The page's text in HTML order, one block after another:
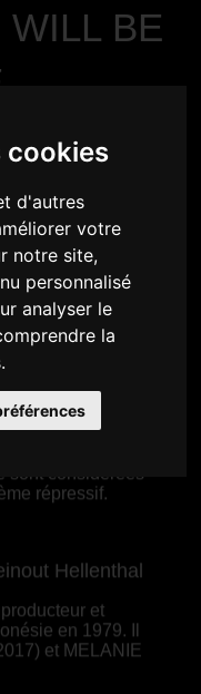
cookies
d'autres
votre
notre site,
personnalisé
analyser le
la
BE
| Pays-Bas
un régime
femme
répressif.
Hellenthal
et
en 1979. Il
et MELANIE